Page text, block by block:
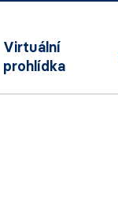
Virtuální
prohlídka